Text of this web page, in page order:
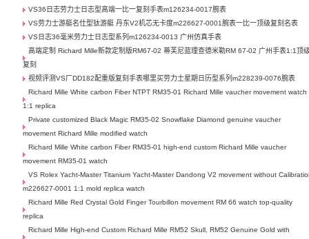
VS36日志劳力士日志型高端一比一复刻手表m126234-0017腕表
VS劳力士游艇名仕型钛游艇 丹东V2机芯无卡度m226627-0001腕表一比一顶级复刻名表
VS日志36毫米劳力士日志型系列m126234-0013 广州仿真手表
高端定制 Richard Mille新款定制版RM67-02 蒂芙尼蓝理查德米勒RM 67-02 广州手表1:1顶
复刻
视频评测VS厂DD182配重版复刻手表哪里买劳力士星期日历型系列m228239-0076腕表
Richard Mille White carbon Fiber NTPT RM35-01 Richard Mille vaucher movement watch
1:1 replica
Private customized Black Magic RM35-02 Snowflake Diamond genuine vaucher
movement Richard Mille modified watch
Richard Mille White carbon Fiber RM35-01 high-end custom Richard Mille vaucher
movement RM35-01 watch
VS Rolex Yacht-Master Titanium Yacht-Master Dandong V2 movement without
m226627-0001 1:1 mold replica watch
Richard Mille Red Crystal Gold Finger Tourbillon movement RM 66 watch top-quality
replica
Richard Mille High-end Custom Richard Mille RM52 Skull, RM52 Genuine Gold with